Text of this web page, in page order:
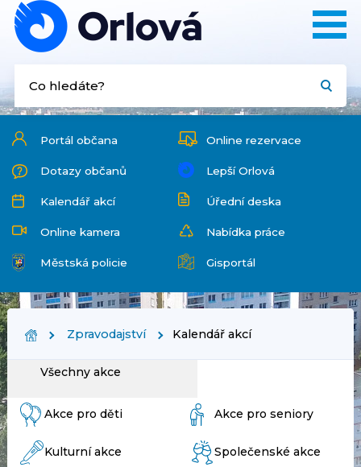
Portál občana Online rezervace
Dotazy občanů Lepší Orlová
Kalendář akcí Úřední deska
Online kamera Nabídka práce
Městská policie Gisportál
Zpravodajství Kalendář akcí
Všechny akce
Akce pro děti Akce pro seniory
Kulturní akce Společenské akce